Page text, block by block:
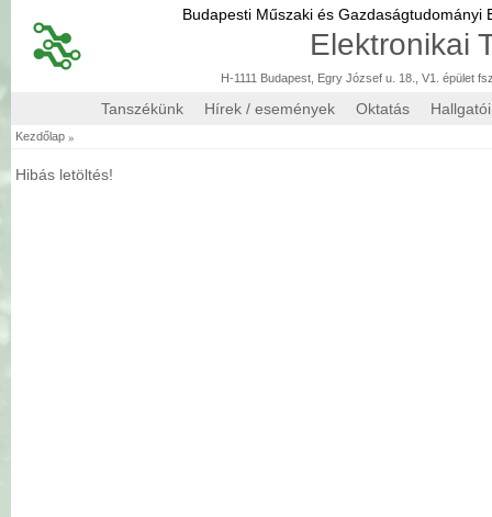
Budapesti Műszaki és Gazdaságtudományi
Elektronikai
H-1111 Budapest, Egry József u. 18., V1. épület
Tanszékünk Hírek / események Oktatás
Kezdőlap »
Hibás letöltés!